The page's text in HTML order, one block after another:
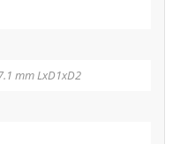
mm LxD1xD2